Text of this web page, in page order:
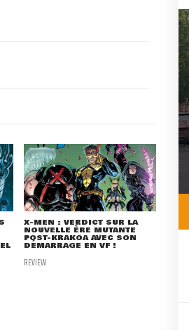
X-MEN : VERDICT SUR LA
NOUVELLE ÈRE MUTANTE
POST-KRAKOA AVEC SON
DÉMARRAGE EN VF !
REVIEW